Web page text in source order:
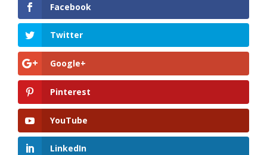
Facebook
Twitter
Google+
Pinterest
YouTube
LinkedIn